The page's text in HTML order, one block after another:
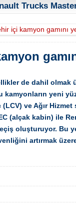
Trucks
içi kamyon gamını
de dahil olmak
yeni
ve Ağır
(alçak kabin) ile
oluşturuyor. Bu
artırmak